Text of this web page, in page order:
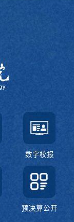
数字校报
预决算公开